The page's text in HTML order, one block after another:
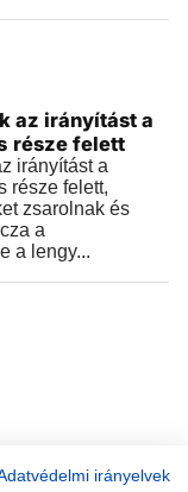
az irányítást a
része felett
irányítást a
része felett,
zsarolnak és
a
a lengy...
irányelvek